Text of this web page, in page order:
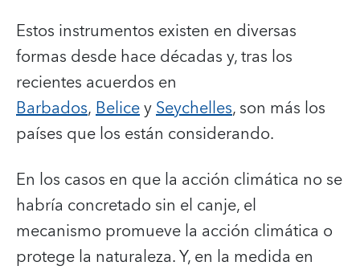
Estos instrumentos existen en diversas
formas desde hace décadas y, tras los
recientes acuerdos en
Barbados,BeliceySeychelles, son más los
países que los están considerando.
En los casos en que la acción climática no se
habría concretado sin el canje, el
mecanismo promueve la acción climática o
protege la naturaleza. Y, en la medida en